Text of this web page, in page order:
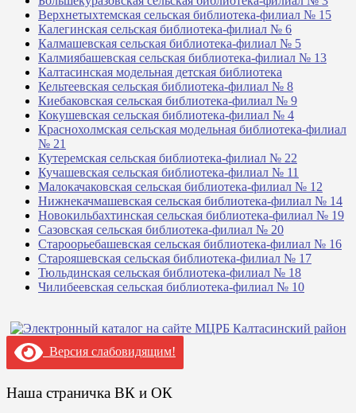
Верхнетыхтемская сельская библиотека-филиал № 15
Калегинская сельская библиотека-филиал № 6
Калмашевская сельская библиотека-филиал № 5
Калмиябашевская сельская библиотека-филиал № 13
Калтасинская модельная детская библиотека
Кельтеевская сельская библиотека-филиал № 8
Киебаковская сельская библиотека-филиал № 9
Кокушевская сельская библиотека-филиал № 4
Краснохолмская сельская модельная библиотека-филиал
№ 21
Кутеремская сельская библиотека-филиал № 22
Кучашевская сельская библиотека-филиал № 11
Малокачаковская сельская библиотека-филиал № 12
Нижнекачмашевская сельская библиотека-филиал № 14
Новокильбахтинская сельская библиотека-филиал № 19
Сазовская сельская библиотека-филиал № 20
Староорьебашевская сельская библиотека-филиал № 16
Старояшевская сельская библиотека-филиал № 17
Тюльдинская сельская библиотека-филиал № 18
Чилибеевская сельская библиотека-филиал № 10
Версия слабовидящим!
Наша страничка ВК и ОК